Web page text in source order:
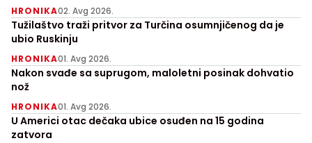
HRONIKA02. Avg 2026.
Tužilaštvo traži pritvor za Turčina osumnjičenog da je
ubio Ruskinju
HRONIKA01. Avg 2026.
Nakon svađe sa suprugom, maloletni posinak dohvatio
nož
HRONIKA01. Avg 2026.
U Americi otac dečaka ubice osuđen na 15 godina
zatvora